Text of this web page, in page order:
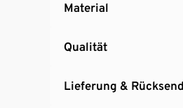
7. Wir feiern ein
9. Es ist schön,
Material
Qualität
Lieferung &